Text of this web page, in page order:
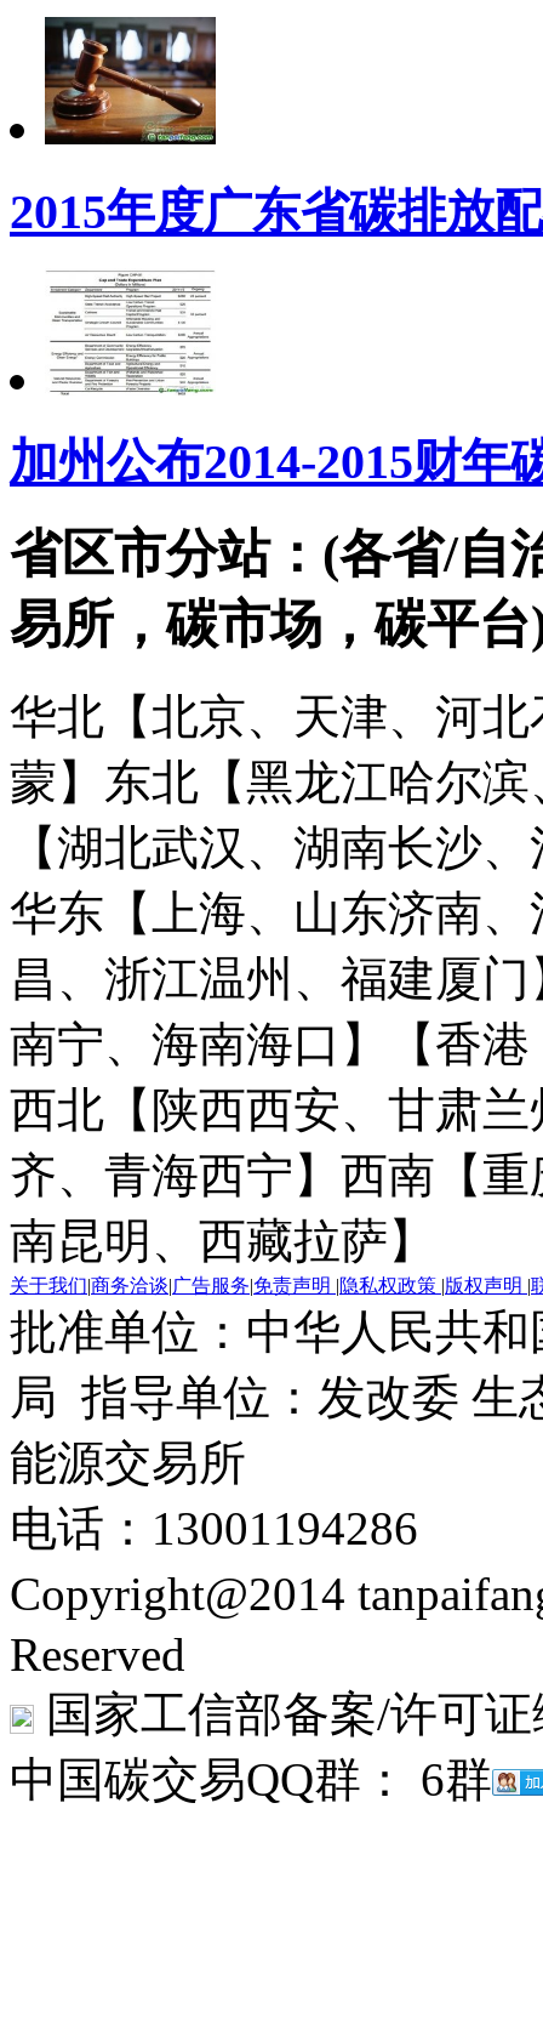
2015年度广东省碳排放
加州公布2014-2015财年
省区市分站：(各省/自
易所，碳市场，碳平台
华北【北京、天津、河
蒙】 东北【黑龙江哈尔
【湖北武汉、湖南长沙
华东【上海、山东济南
昌、浙江温州、福建厦门
南宁、海南海口】
【香
西北【陕西西安、甘肃
齐、青海西宁】 西南【
南昆明、西藏拉萨】
关于我们|商务洽谈|广告服务|免责声明 |隐私权政策 |版权声明 |
批准单位：中华人民共
局 指导单位：发改委 生
能源交易所
电话：13001194286
Copyright@2014
Reserved
国家工信部备案/许可
中国碳交易QQ群： 6群